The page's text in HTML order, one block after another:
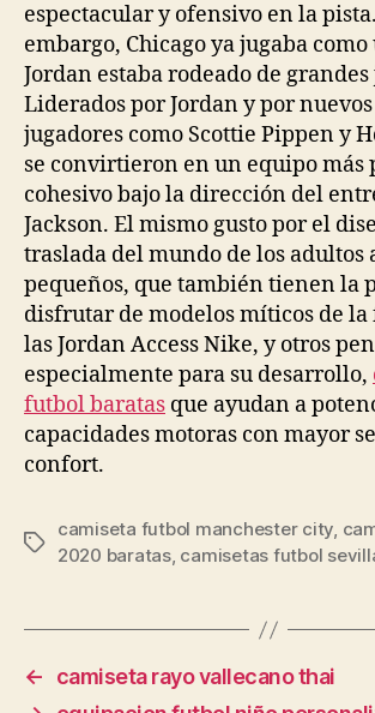
espectacular y ofensivo en la
embargo, Chicago ya jugaba
Jordan estaba rodeado de
Liderados por Jordan y por
jugadores como Scottie Pippen y
se convirtieron en un equipo más
cohesivo bajo la dirección del
Jackson. El mismo gusto por el
traslada del mundo de los adultos
pequeños, que también tienen la
disfrutar de modelos míticos de
las Jordan Access Nike, y otros
especialmente para su desarrollo,
futbol baratas que ayudan a
capacidades motoras con mayor
confort.
Etiquetas
camiseta futbol manchester city,
2020 baratas, camisetas futbol
←
camiseta rayo vallecano thai